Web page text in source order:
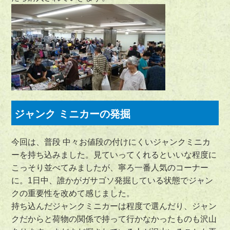
ジャンク ミニカーの発掘
今回は、普段 中々お値段の付けにくいジャンクミニカ
ーを持ち込みました。見ていってくれるといいな程度に
こっそり並べてみましたが、寧ろ一番人気のコーナー
に。1日中、誰かがガサゴソ発掘している状態でジャン
クの重要性を改めて感じました。
持ち込んだジャンクミニカーは程度で選んだり、ジャン
クだからと荷物の関係で持って行かなかったものも沢山